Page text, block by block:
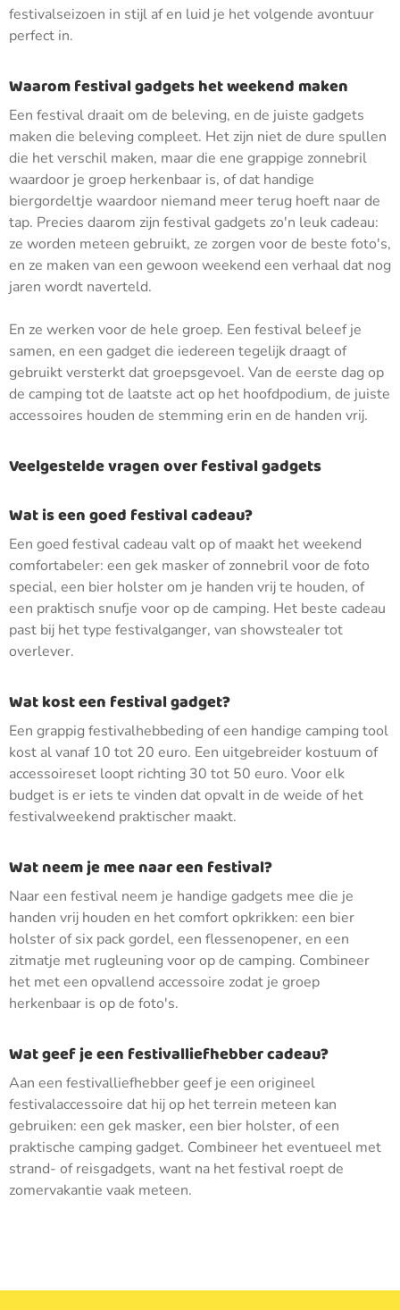
festivalseizoen in stijl af en luid je het volgende avontuur
perfect in.
Waarom festival gadgets het weekend maken
Een festival draait om de beleving, en de juiste gadgets
maken die beleving compleet. Het zijn niet de dure spullen
die het verschil maken, maar die ene grappige zonnebril
waardoor je groep herkenbaar is, of dat handige
biergordeltje waardoor niemand meer terug hoeft naar de
tap. Precies daarom zijn festival gadgets zo'n leuk cadeau:
ze worden meteen gebruikt, ze zorgen voor de beste foto's,
en ze maken van een gewoon weekend een verhaal dat nog
jaren wordt naverteld.
En ze werken voor de hele groep. Een festival beleef je
samen, en een gadget die iedereen tegelijk draagt of
gebruikt versterkt dat groepsgevoel. Van de eerste dag op
de camping tot de laatste act op het hoofdpodium, de juiste
accessoires houden de stemming erin en de handen vrij.
Veelgestelde vragen over festival gadgets
Wat is een goed festival cadeau?
Een goed festival cadeau valt op of maakt het weekend
comfortabeler: een gek masker of zonnebril voor de foto
special, een bier holster om je handen vrij te houden, of
een praktisch snufje voor op de camping. Het beste cadeau
past bij het type festivalganger, van showstealer tot
overlever.
Wat kost een festival gadget?
Een grappig festivalhebbeding of een handige camping tool
kost al vanaf 10 tot 20 euro. Een uitgebreider kostuum of
accessoireset loopt richting 30 tot 50 euro. Voor elk
budget is er iets te vinden dat opvalt in de weide of het
festivalweekend praktischer maakt.
Wat neem je mee naar een festival?
Naar een festival neem je handige gadgets mee die je
handen vrij houden en het comfort opkrikken: een bier
holster of six pack gordel, een flessenopener, en een
zitmatje met rugleuning voor op de camping. Combineer
het met een opvallend accessoire zodat je groep
herkenbaar is op de foto's.
Wat geef je een festivalliefhebber cadeau?
Aan een festivalliefhebber geef je een origineel
festivalaccessoire dat hij op het terrein meteen kan
gebruiken: een gek masker, een bier holster, of een
praktische camping gadget. Combineer het eventueel met
strand- of reisgadgets, want na het festival roept de
zomervakantie vaak meteen.